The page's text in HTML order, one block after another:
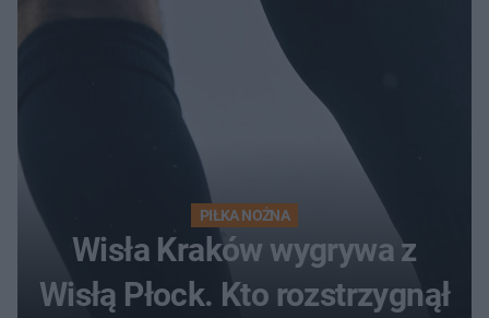
PIŁKA NOŻNA
Wisła Kraków wygrywa z
Wisłą Płock. Kto rozstrzygnął